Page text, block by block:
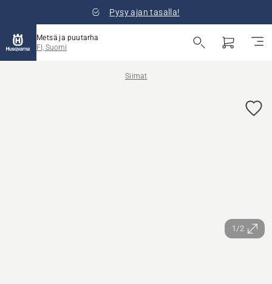
Pysy ajan tasalla!
Metsä ja puutarha
FI, Suomi
Siimat
1/2